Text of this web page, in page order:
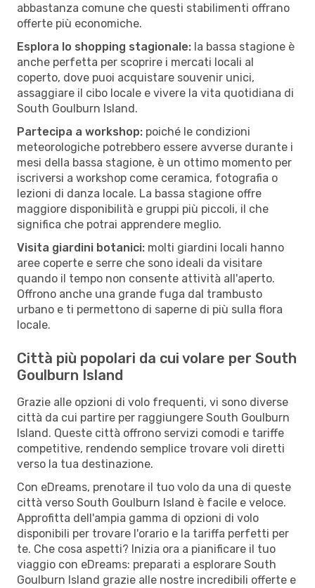
abbastanza comune che questi stabilimenti offrano
offerte più economiche.
Esplora lo shopping stagionale: la bassa stagione è
anche perfetta per scoprire i mercati locali al
coperto, dove puoi acquistare souvenir unici,
assaggiare il cibo locale e vivere la vita quotidiana di
South Goulburn Island.
Partecipa a workshop: poiché le condizioni
meteorologiche potrebbero essere avverse durante i
mesi della bassa stagione, è un ottimo momento per
iscriversi a workshop come ceramica, fotografia o
lezioni di danza locale. La bassa stagione offre
maggiore disponibilità e gruppi più piccoli, il che
significa che potrai apprendere meglio.
Visita giardini botanici: molti giardini locali hanno
aree coperte e serre che sono ideali da visitare
quando il tempo non consente attività all'aperto.
Offrono anche una grande fuga dal trambusto
urbano e ti permettono di saperne di più sulla flora
locale.
Città più popolari da cui volare per South
Goulburn Island
Grazie alle opzioni di volo frequenti, vi sono diverse
città da cui partire per raggiungere South Goulburn
Island. Queste città offrono servizi comodi e tariffe
competitive, rendendo semplice trovare voli diretti
verso la tua destinazione.
Con eDreams, prenotare il tuo volo da una di queste
città verso South Goulburn Island è facile e veloce.
Approfitta dell'ampia gamma di opzioni di volo
disponibili per trovare l'orario e la tariffa perfetti per
te. Che cosa aspetti? Inizia ora a pianificare il tuo
viaggio con eDreams: preparati a esplorare South
Goulburn Island grazie alle nostre incredibili offerte e